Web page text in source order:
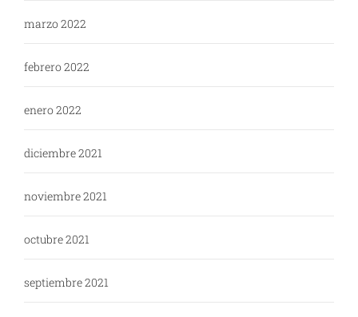
marzo 2022
febrero 2022
enero 2022
diciembre 2021
noviembre 2021
octubre 2021
septiembre 2021